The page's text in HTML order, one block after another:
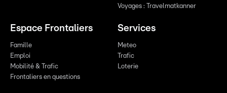
Voyages : Travelmatkanner
Espace Frontaliers
Famille
Emploi
Mobilité & Trafic
Frontaliers en questions
Services
Meteo
Trafic
Loterie